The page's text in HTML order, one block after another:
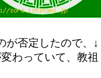
が否定したので、↓
わっていて、教祖